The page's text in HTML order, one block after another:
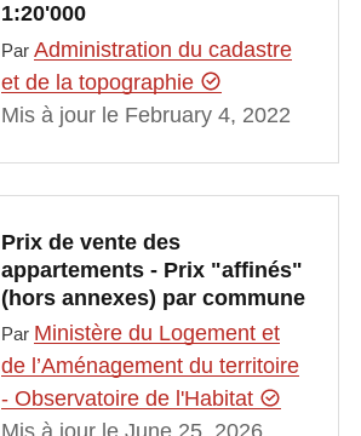
1:20'000
Par Administration du cadastre
et de la topographie
Mis à jour le February 4, 2022
Prix de vente des
appartements - Prix "affinés"
(hors annexes) par commune
Par Ministère du Logement et
de l’Aménagement du territoire
- Observatoire de l'Habitat